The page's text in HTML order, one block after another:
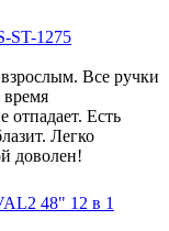
ST-1275
Все ручки
отпадает. Есть
Легко
доволен!
48" 12 в 1